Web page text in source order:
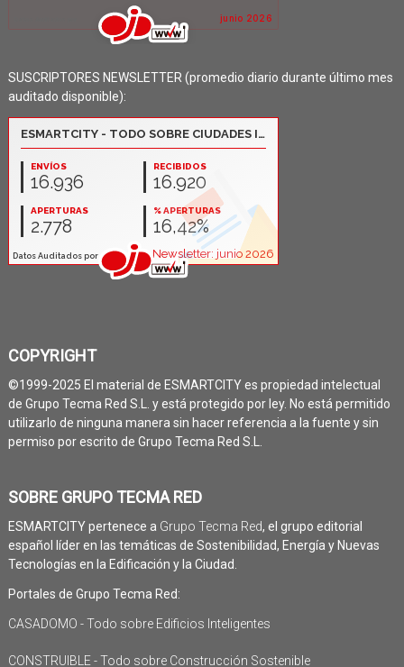
SUSCRIPTORES NEWSLETTER (promedio diario durante último mes
auditado disponible):
COPYRIGHT
©1999-2025 El material de ESMARTCITY es propiedad intelectual
de Grupo Tecma Red S.L. y está protegido por ley. No está permitido
utilizarlo de ninguna manera sin hacer referencia a la fuente y sin
permiso por escrito de Grupo Tecma Red S.L.
SOBRE GRUPO TECMA RED
ESMARTCITY pertenece a Grupo Tecma Red, el grupo editorial
español líder en las temáticas de Sostenibilidad, Energía y Nuevas
Tecnologías en la Edificación y la Ciudad.
Portales de Grupo Tecma Red:
CASADOMO - Todo sobre Edificios Inteligentes
CONSTRUIBLE - Todo sobre Construcción Sostenible